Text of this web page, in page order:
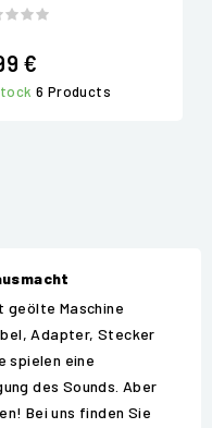
€
6 Products
geölte Maschine
Adapter, Stecker
spielen eine
des Sounds. Aber
Bei uns finden Sie